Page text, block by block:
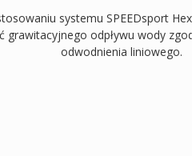
systemu SPEEDsport
grawitacyjnego odpływu wody
odwodnienia liniowego.